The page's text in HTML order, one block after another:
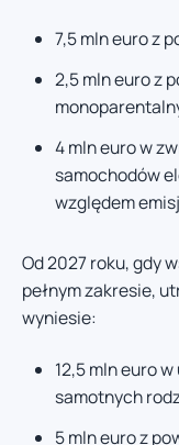
7,5 mln euro z
2,5 mln euro z
4 mln euro w
samochodów
względem
Od 2027 roku, gdy
pełnym zakresie,
wyniesie:
12,5 mln euro
samotnych
5 mln euro z